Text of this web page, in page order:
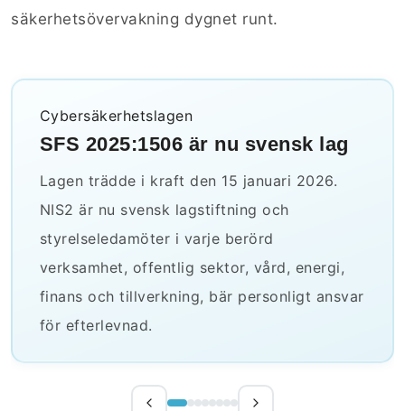
säkerhetsövervakning dygnet runt.
Cybersäkerhetslagen
SFS 2025:1506 är nu svensk lag
Lagen trädde i kraft den 15 januari 2026.
NIS2 är nu svensk lagstiftning och
styrelseledamöter i varje berörd
verksamhet, offentlig sektor, vård, energi,
finans och tillverkning, bär personligt ansvar
för efterlevnad.